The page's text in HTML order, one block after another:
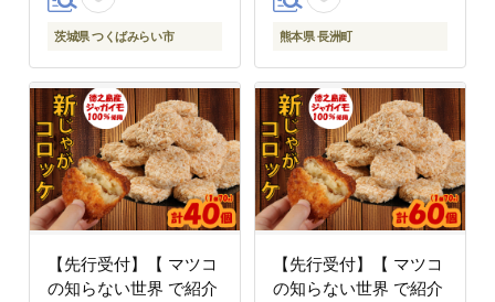
マツコの知らない世界
[EA16-NT]
茨城県 つくばみらい市
--
熊本県 長洲町
【先行受付】【 マツコ
の知らない世界 で紹介
【先行受付】【 マツコ
の知らない世界 で紹介